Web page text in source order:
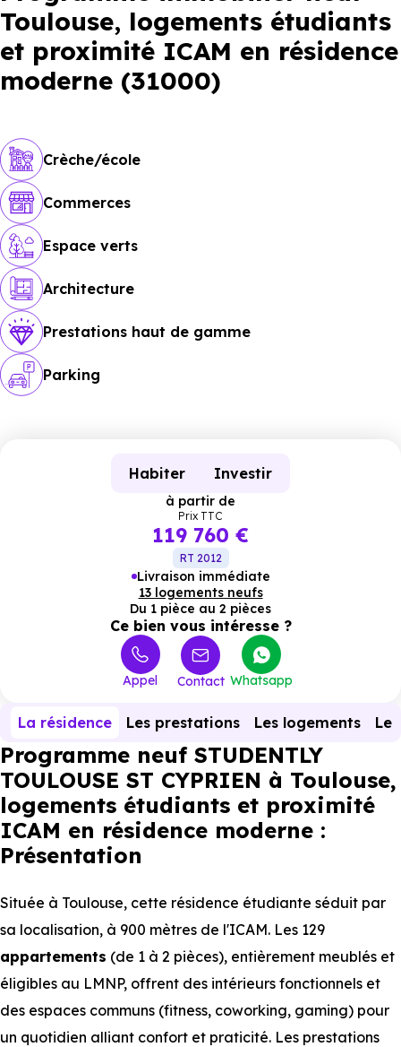
Toulouse, logements étudiants
et proximité ICAM en résidence
moderne (31000)
Crèche/école
Commerces
Espace verts
Architecture
Prestations haut de gamme
Parking
Habiter Investir
à partir de
Prix TTC
119 760 €
RT 2012
Livraison immédiate
13 logements neufs
Du 1 pièce au 2 pièces
Ce bien vous intéresse ?
Appel Contact Whatsapp
La résidence Les prestations Les logements Le
Programme neuf STUDENTLY
TOULOUSE ST CYPRIEN à Toulouse,
logements étudiants et proximité
ICAM en résidence moderne :
Présentation
Située à Toulouse, cette résidence étudiante séduit par
sa localisation, à 900 mètres de l'ICAM. Les 129
appartements (de 1 à 2 pièces), entièrement meublés et
éligibles au LMNP, offrent des intérieurs fonctionnels et
des espaces communs (fitness, coworking, gaming) pour
un quotidien alliant confort et praticité. Les prestations